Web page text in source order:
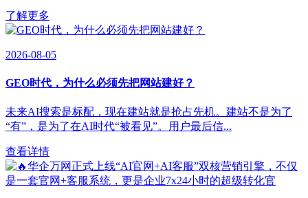
了解更多
2026-08-05
GEO时代，为什么必须先把网站建好？
未来AI搜索是标配，现在建站就是抢占先机。建站不是为了
“有”，是为了在AI时代“被看见”。用户最后信...
查看详情